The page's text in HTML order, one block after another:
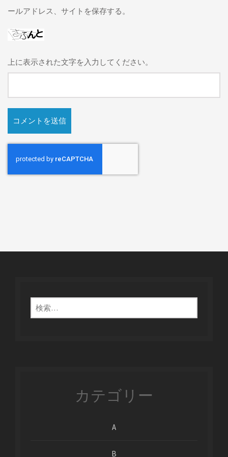
ールアドレス、サイトを保存する。
上に表示された文字を入力してください。
検
索:
カテゴリー
A
B